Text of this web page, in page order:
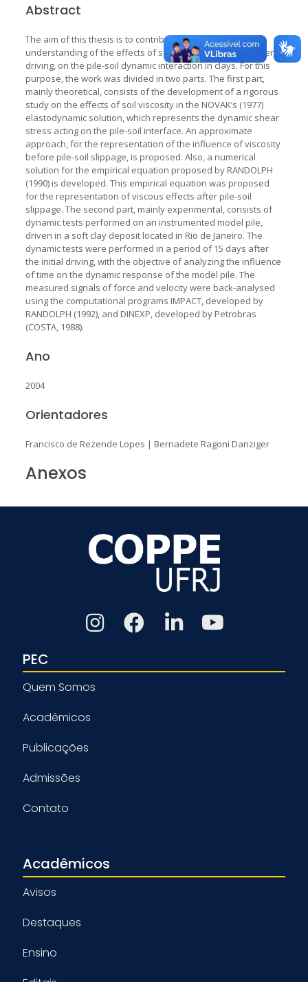
Abstract
The aim of this thesis is to contribute to a better
understanding of the effects of soil viscosity, and time after
driving, on the pile-soil dynamic interaction in clays. For this
purpose, the work was divided in two parts. The first part,
mainly theoretical, consists of the development of a rigorous
study on the effects of soil viscosity in the NOVAK’s (1977)
elastodynamic solution, which represents the dynamic shear
stress acting on the pile-soil interface. An approximate
approach, for the representation of the influence of viscosity
before pile-soil slippage, is proposed. Also, a numerical
solution for the empirical equation proposed by RANDOLPH
(1990) is developed. This empirical equation was proposed
for the representation of viscous effects after pile-soil
slippage. The second part, mainly experimental, consists of
dynamic tests performed on an instrumented model pile,
driven in a soft clay deposit located in Rio de Janeiro. The
dynamic tests were performed in a period of 15 days after
the initial driving, with the objective of analyzing the influence
of time on the dynamic response of the model pile. The
measured signals of force and velocity were back-analysed
using the computational programs IMPACT, developed by
RANDOLPH (1992), and DINEXP, developed by Petrobras
(COSTA, 1988).
Ano
2004
Orientadores
Francisco de Rezende Lopes | Bernadete Ragoni Danziger
Anexos
PEC
Quem Somos
Acadêmicos
Publicações
Admissões
Contato
Acadêmicos
Avisos
Destaques
Ensino